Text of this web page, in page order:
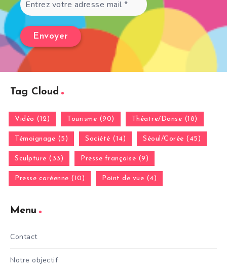
Tag Cloud
Vidéo (12) Tourisme (90) Théatre/Danse (18)
Témoignage (5) Société (14) Séoul/Corée (45)
Sculpture (33) Presse française (9)
Presse coréenne (10) Point de vue (4)
Menu
Contact
Notre objectif